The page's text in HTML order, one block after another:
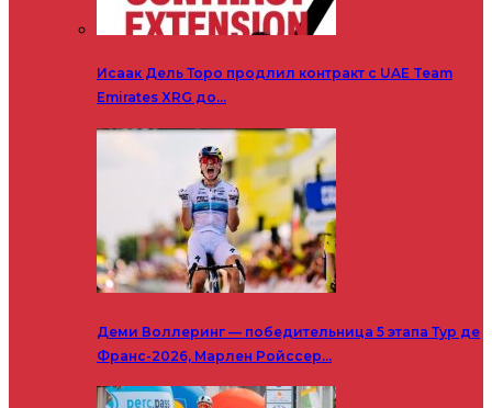
Исаак Дель Торо продлил контракт с UAE Team
Emirates XRG до…
Деми Воллеринг — победительница 5 этапа Тур де
Франс-2026, Марлен Ройссер…